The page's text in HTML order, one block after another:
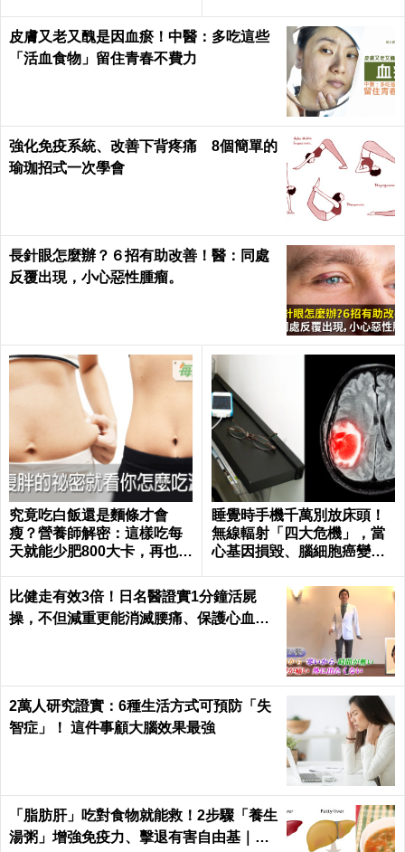
皮膚又老又醜是因血瘀！中醫：多吃這些
「活血食物」留住青春不費力
強化免疫系統、改善下背疼痛 8個簡單的
瑜珈招式一次學會
長針眼怎麼辦？６招有助改善！醫：同處
反覆出現，小心惡性腫瘤。
究竟吃白飯還是麵條才會
瘦？營養師解密：這樣吃每
天就能少肥800大卡，再也不
alth
睡覺時手機千萬別放床頭！
無線輻射「四大危機」，當
心基因損毀、腦細胞癌變！
比健走有效3倍！日名醫證實1分鐘活屍
操，不但減重更能消滅腰痛、保護心血管
2萬人研究證實：6種生活方式可預防「失
智症」！ 這件事顧大腦效果最強
「脂肪肝」吃對食物就能救！2步驟「養生
湯粥」增強免疫力、擊退有害自由基｜每